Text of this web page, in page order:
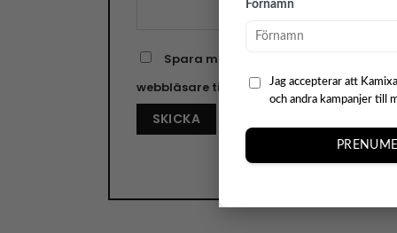
Förnamn
Jag accepterar att
och andra kampanjer till
Spara mitt namn, min e-postadress
webbläsare till nästa gång jag skriver en